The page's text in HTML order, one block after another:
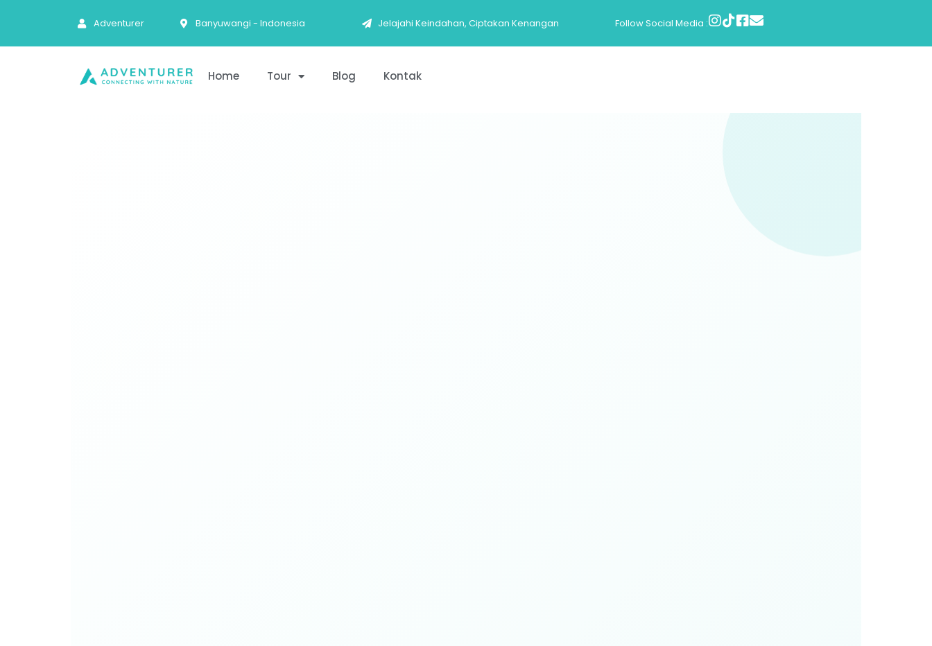
Adventurer Banyuwangi - Indonesia Jelajahi Keindahan, Ciptakan Kenangan Follow Social Media :
Home Tour Blog Kontak